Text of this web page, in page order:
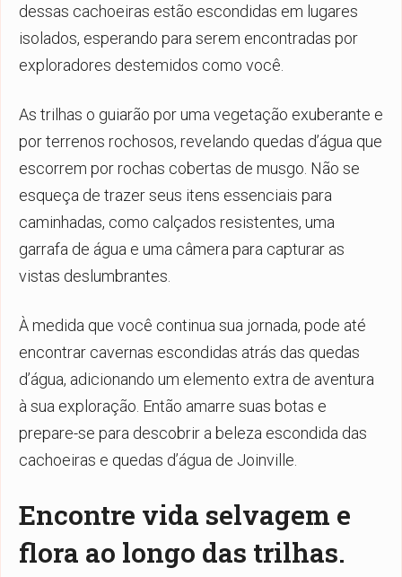
dessas cachoeiras estão escondidas em lugares
isolados, esperando para serem encontradas por
exploradores destemidos como você.
As trilhas o guiarão por uma vegetação exuberante e
por terrenos rochosos, revelando quedas d’água que
escorrem por rochas cobertas de musgo. Não se
esqueça de trazer seus itens essenciais para
caminhadas, como calçados resistentes, uma
garrafa de água e uma câmera para capturar as
vistas deslumbrantes.
À medida que você continua sua jornada, pode até
encontrar cavernas escondidas atrás das quedas
d’água, adicionando um elemento extra de aventura
à sua exploração. Então amarre suas botas e
prepare-se para descobrir a beleza escondida das
cachoeiras e quedas d’água de Joinville.
Encontre vida selvagem e
flora ao longo das trilhas.